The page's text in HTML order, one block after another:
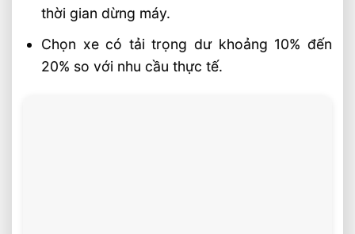
thời gian dừng máy.
Chọn xe có tải trọng dư khoảng 10% đến
20% so với nhu cầu thực tế.